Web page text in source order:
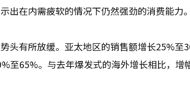
出在内需疲软的情况下仍然强劲的消费能力。
头有所放缓。亚太地区的销售额增长25%
至65%。与去年爆发式的海外增长相比，